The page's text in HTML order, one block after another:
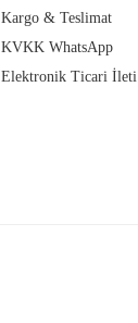
Kargo & Teslimat
KVKK WhatsApp
Elektronik Ticari İleti